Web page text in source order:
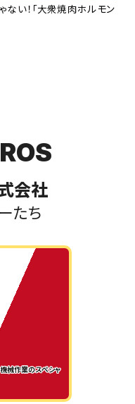
ない！「大衆焼肉ホルモン
会社
たち
械作業のスペシャ